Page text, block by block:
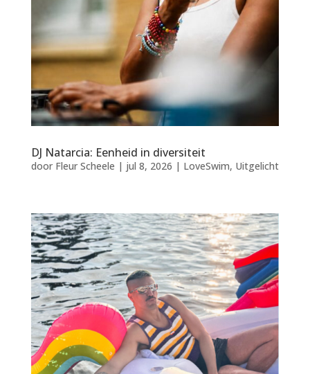
DJ Natarcia: Eenheid in diversiteit
door Fleur Scheele | jul 8, 2026 | LoveSwim, Uitgelicht